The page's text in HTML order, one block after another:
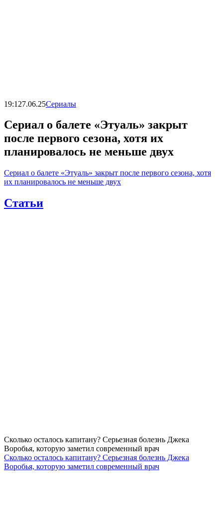
19:127.06.25Сериалы
Сериал о балете «Этуаль» закрыт
после первого сезона, хотя их
планировалось не меньше двух
Сериал о балете «Этуаль» закрыт после первого сезона, хотя
их планировалось не меньше двух
Статьи
Сколько осталось капитану? Серьезная болезнь Джека
Воробья, которую заметил современный врач
Сколько осталось капитану? Серьезная болезнь Джека
Воробья, которую заметил современный врач